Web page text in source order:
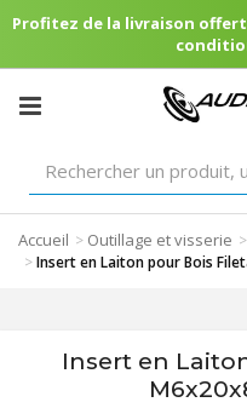
Profitez de la livraison
Accueil > Outillage et visserie >
>Insert en Laiton pour Bois
Insert en